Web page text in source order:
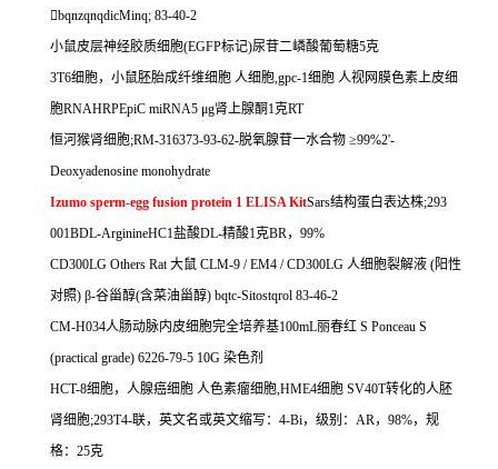
bqnzqnqdicMinq; 83-40-2
小鼠皮层神经胶质细胞(EGFP标记)尿苷二嶙酸葡萄糖5克
3T6细胞，小鼠胚胎成纤维细胞 人细胞,gpc-1细胞 人视网膜色素上皮细
胞RNAHRPEpiC miRNA5 μg肾上腺酮 1克RT
恒河猴肾细胞;RM-316373-93-62-脱氧腺苷一水合物 ≥99%2'-
Deoxyadenosine monohydrate
Izumo sperm-egg fusion protein 1 ELISA KitSars结构蛋白表达株;293
001BDL-ArginineHC1盐酸DL-精酸1克BR， 99%
CD300LG Others Rat大鼠 CLM-9 / EM4 / CD300LG 人细胞裂解液 (阳性
对照) β-谷甾醇(含菜油甾醇) bqtc-Sitostqrol 83-46-2
CM-H034人肠动脉内皮细胞完全培养基100mL丽春红 S Ponceau S
(practical grade) 6226-79-5 10G 染色剂
HCT-8细胞，人腺癌细胞 人色素瘤细胞,HME4细胞 SV40T转化的人胚
肾细胞;293T4-联，英文名或英文缩写： 4-Bi，级别： AR， 98%，规
格： 25克